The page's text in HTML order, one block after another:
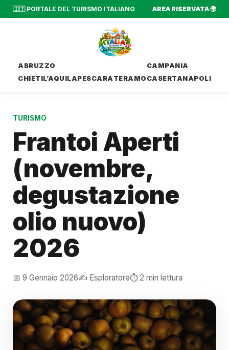
🇮🇹 PORTALE DEL TURISMO ITALIANO AREA RISERVATA 🌍
ABRUZZO
CHIETIL’AQUILAPESCARA TERAMO
CAMPANIA
CASERTANAPOLI
TURISMO
Frantoi Aperti
(novembre,
degustazione
olio nuovo)
2026
📅 9 Gennaio 2026✍️ Esploratore⏱️ 2 min lettura